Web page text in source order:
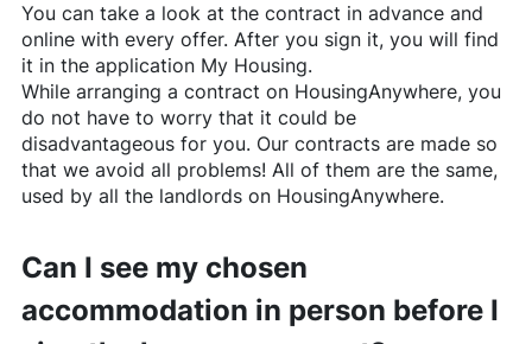
You can take a look at the contract in advance and
online with every offer. After you sign it, you will find
it in the application My Housing.
While arranging a contract on HousingAnywhere, you
do not have to worry that it could be
disadvantageous for you. Our contracts are made so
that we avoid all problems! All of them are the same,
used by all the landlords on HousingAnywhere.
Can I see my chosen
accommodation in person before I